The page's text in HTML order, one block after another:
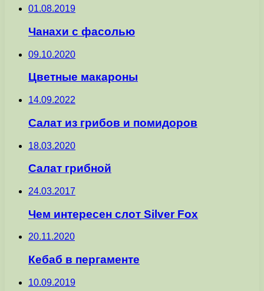
01.08.2019
Чанахи с фасолью
09.10.2020
Цветные макароны
14.09.2022
Салат из грибов и помидоров
18.03.2020
Салат грибной
24.03.2017
Чем интересен слот Silver Fox
20.11.2020
Кебаб в пергаменте
10.09.2019